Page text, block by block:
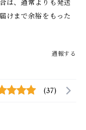
は、通常よりも発送
けまで余裕をもった
通報する
(37)